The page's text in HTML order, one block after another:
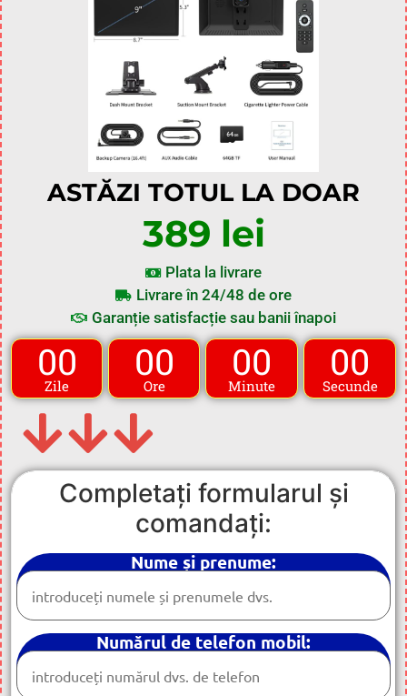
ASTĂZI TOTUL LA DOAR
389 lei
Plata la livrare
Livrare în 24/48 de ore
Garanție satisfacție sau banii înapoi
00
Zile
00
Ore
00
Minute
00
Secunde
Completați formularul și
comandați:
Nume și prenume:
Numărul de telefon mobil: